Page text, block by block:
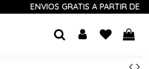
GRATIS A PARTIR DE 60 €